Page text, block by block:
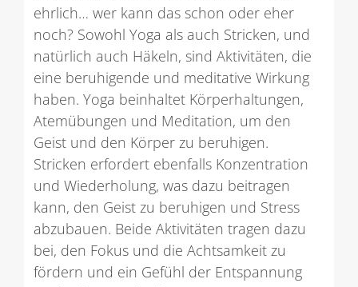
ehrlich… wer kann das schon oder eher
noch? Sowohl Yoga als auch Stricken, und
natürlich auch Häkeln, sind Aktivitäten, die
eine beruhigende und meditative Wirkung
haben. Yoga beinhaltet Körperhaltungen,
Atemübungen und Meditation, um den
Geist und den Körper zu beruhigen.
Stricken erfordert ebenfalls Konzentration
und Wiederholung, was dazu beitragen
kann, den Geist zu beruhigen und Stress
abzubauen. Beide Aktivitäten tragen dazu
bei, den Fokus und die Achtsamkeit zu
fördern und ein Gefühl der Entspannung